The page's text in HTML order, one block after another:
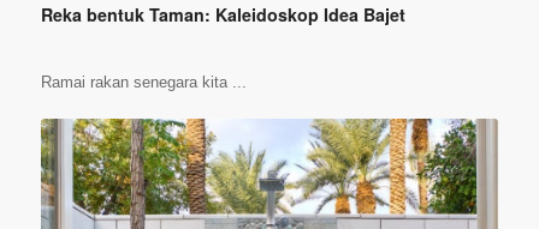
Reka bentuk Taman: Kaleidoskop Idea Bajet
Ramai rakan senegara kita ...